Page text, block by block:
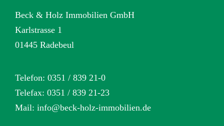
Beck & Holz Immobilien GmbH
Karlstrasse 1
01445 Radebeul
Telefon: 0351 / 839 21-0
Telefax: 0351 / 839 21-23
Mail: info@beck-holz-immobilien.de